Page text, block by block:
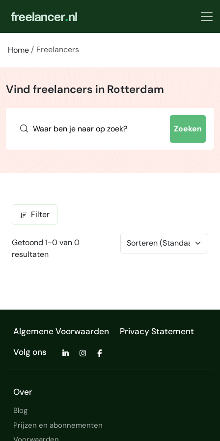
Home Freelancers
Vind freelancers in Rotterdam
Zoeken
Filter
Getoond 1-0 van 0
resultaten
Algemene Voorwaarden
Privacy Statement
Volg ons
Over
Blog
Prijzen en abonnementen